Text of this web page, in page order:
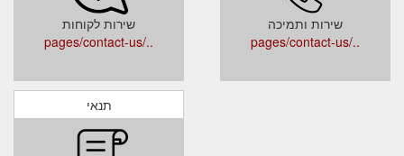
שירות לקוחות
../pages/contact-us
שירות ותמיכה
../pages/contact-us
תנאי